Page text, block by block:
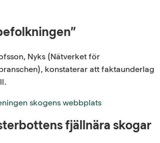
Nyks (Nätverket för
konstaterar att faktaunderlag
skogens webbplats
fjällnära skogar